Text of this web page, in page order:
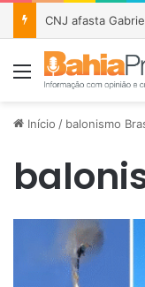
Menu
Início / balonismo